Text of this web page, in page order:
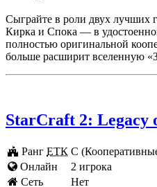
Сыграйте в роли двух лучших
Кирка и Спока — в
полностью оригинальной
больше расширит вселенную
StarCraft 2: Legacy
Ранг ЕТК C
Онлайн
2 игрока
Cеть
Нет